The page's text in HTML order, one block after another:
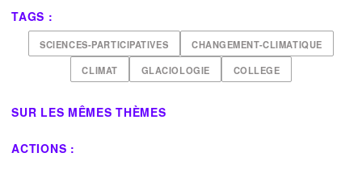
TAGS :
SCIENCES-PARTICIPATIVES CHANGEMENT-CLIMATIQUE
CLIMAT GLACIOLOGIE COLLEGE
SUR LES MÊMES THÈMES
ACTIONS :